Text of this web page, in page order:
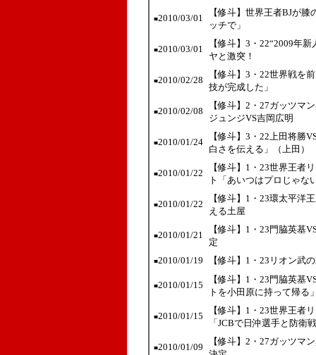
■2010/03/01
【修斗】世界王者BJが
ッチで」
■2010/03/01
【修斗】3・22“2009年
ヤと激突！
■2010/02/28
【修斗】3・22世界戦
技が完成した」
■2010/02/08
【修斗】2・27ガッツマ
ジュンジVS吉岡広明
■2010/01/24
【修斗】3・22上田将勝
白さを伝える」（上田）
■2010/01/22
【修斗】1・23世界王者
ト「あいつはプロじゃな
■2010/01/22
【修斗】1・23環太平洋
える土屋
■2010/01/21
【修斗】1・23門脇英基
定
■2010/01/19 【修斗】1・23リオン武
■2010/01/15
【修斗】1・23門脇英基
トを小田原に持って帰る
■2010/01/15
【修斗】1・23世界王者
「JCBで日沖選手と防衛
■2010/01/09
【修斗】2・27ガッツマ